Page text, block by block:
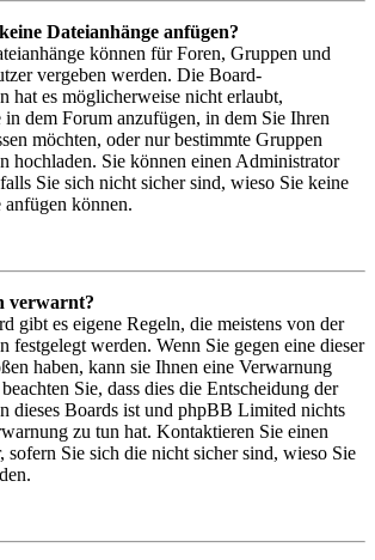
Dateianhänge anfügen?
können für Foren, Gruppen und
vergeben werden. Die Board-
hat es möglicherweise nicht erlaubt,
in dem Forum anzufügen, in dem Sie Ihren
möchten, oder nur bestimmte Gruppen
hochladen. Sie können einen Administrator
Sie sich nicht sicher sind, wieso Sie keine
anfügen können.
verwarnt?
gibt es eigene Regeln, die meistens von der
festgelegt werden. Wenn Sie gegen eine dieser
haben, kann sie Ihnen eine Verwarnung
Sie, dass dies die Entscheidung der
dieses Boards ist und phpBB Limited nichts
zu tun hat. Kontaktieren Sie einen
sofern Sie sich die nicht sicher sind, wieso Sie